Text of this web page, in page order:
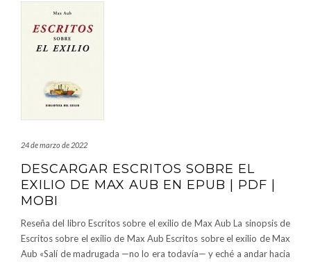
24 de marzo de 2022
DESCARGAR ESCRITOS SOBRE EL
EXILIO DE MAX AUB EN EPUB | PDF |
MOBI
Reseña del libro Escritos sobre el exilio de Max Aub La sinopsis de
Escritos sobre el exilio de Max Aub Escritos sobre el exilio de Max
Aub «Salí de madrugada —no lo era todavía— y eché a andar hacia